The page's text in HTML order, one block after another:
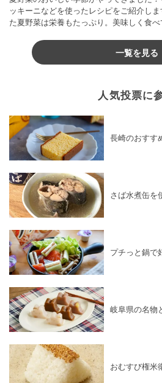
ッキーニなどを使ったレシピをご紹介し
た夏野菜は栄養もたっぷり。美味しく食
一覧を見る
人気投票に
長崎のおすす
さば水煮缶を
プチっと鍋で
岐阜県の名物
おむすび権米